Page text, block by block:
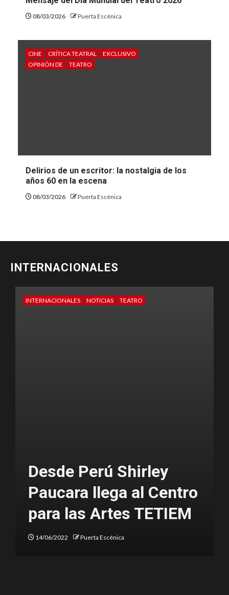
08/03/2026 Puerta Escénica
CINE CRÍTICA TEATRAL
EXCLUSIVO
OPINIÓN DE
TEATRO
Delirios de un escritor: la nostalgia de los
años 60 en la escena
08/03/2026 Puerta Escénica
INTERNACIONALES
EXCLUSIVO INFÓRMATE
INTERNACIONALES
Mensaje del Día Mundial
del Teatro 2022
12/03/2022 Puerta Escénica